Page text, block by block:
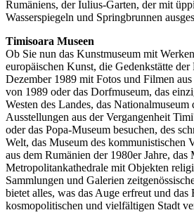
Rumäniens, der Iulius-Garten, der mit
Wasserspiegeln und Springbrunnen
Timisoara Museen
Ob Sie nun das Kunstmuseum mit
europäischen Kunst, die Gedenkstätte
Dezember 1989 mit Fotos und Filmen
von 1989 oder das Dorfmuseum, das
Westen des Landes, das Nationalmuseum
Ausstellungen aus der Vergangenheit
oder das Popa-Museum besuchen, des
Welt, das Museum des kommunistischen
aus dem Rumänien der 1980er Jahre, das
Metropolitankathedrale mit Objekten
Sammlungen und Galerien
bietet alles, was das Auge erfreut und das
kosmopolitischen und vielfältigen Stadt